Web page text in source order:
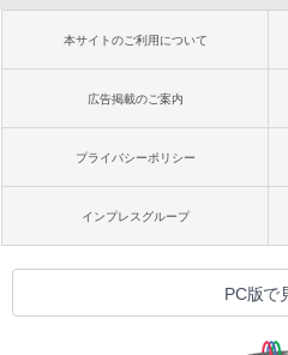
本サイトのご利用について
広告掲載のご案内
プライバシーポリシー
インプレスグループ
PC版で